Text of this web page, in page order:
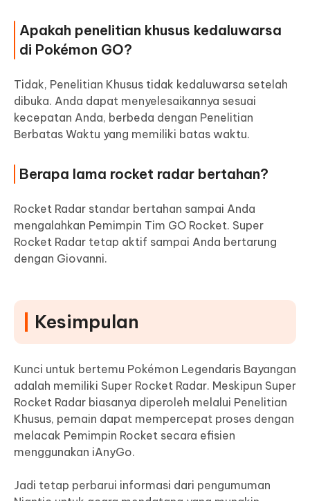
Apakah penelitian khusus kedaluwarsa
di Pokémon GO?
Tidak, Penelitian Khusus tidak kedaluwarsa setelah
dibuka. Anda dapat menyelesaikannya sesuai
kecepatan Anda, berbeda dengan Penelitian
Berbatas Waktu yang memiliki batas waktu.
Berapa lama rocket radar bertahan?
Rocket Radar standar bertahan sampai Anda
mengalahkan Pemimpin Tim GO Rocket. Super
Rocket Radar tetap aktif sampai Anda bertarung
dengan Giovanni.
Kesimpulan
Kunci untuk bertemu Pokémon Legendaris Bayangan
adalah memiliki Super Rocket Radar. Meskipun Super
Rocket Radar biasanya diperoleh melalui Penelitian
Khusus, pemain dapat mempercepat proses dengan
melacak Pemimpin Rocket secara efisien
menggunakan iAnyGo.
Jadi tetap perbarui informasi dari pengumuman